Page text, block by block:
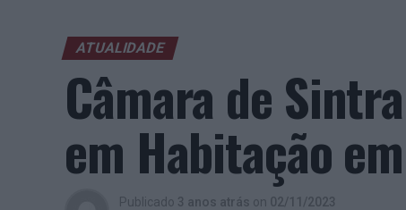
ATUALIDADE
Câmara de
em Habitação
Publicado 3 anos atrás on 02/11/2023